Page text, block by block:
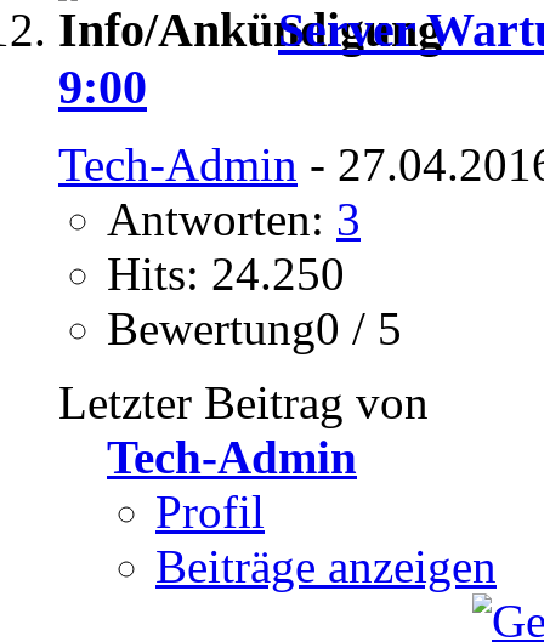
Server
9:00
Tech-Admin -
Antworten: 3
Hits: 24.250
Bewertung0 / 5
Letzter Beitrag von
Tech-Admin
Profil
Beiträge anzeigen